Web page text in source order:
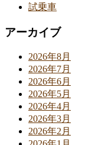
試乗車
アーカイブ
2026年8月
2026年7月
2026年6月
2026年5月
2026年4月
2026年3月
2026年2月